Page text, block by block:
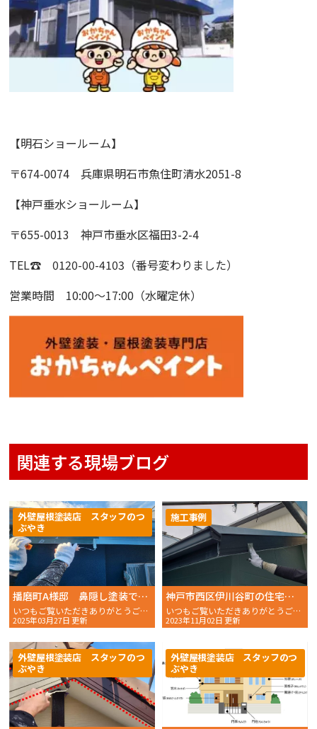
【明石ショールーム】
〒674-0074 兵庫県明石市魚住町清水2051-8
【神戸垂水ショールーム】
〒655-0013 神戸市垂水区福田3-2-4
TEL☎ 0120-00-4103（番号変わりました）
営業時間 10:00～17:00（水曜定休）
関連する現場ブログ
播磨町A様邸 鼻隠し塗装で耐久性が蘇りました！
いつもご覧いただきありがとうございます。 おかちゃんペイン
2025年03月27日 更新
外壁屋根塗装店 スタッフのつ
ぶやき
神戸市西区伊川谷町の住宅の付帯部塗装を行いました。
いつもご覧いただきありがとうございます。 おかちゃんペ
2023年11月02日 更新
施工事例
外壁屋根塗装店 スタッフのつ
ぶやき
外壁屋根塗装店 スタッフのつ
ぶやき